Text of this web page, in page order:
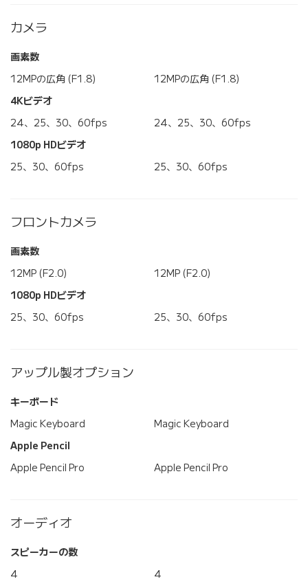
カメラ
画素数
12MPの広角 (F1.8)
12MPの広角 (F1.8)
4Kビデオ
24、25、30、60fps
24、25、30、60fps
1080p HDビデオ
25、30、60fps
25、30、60fps
フロントカメラ
画素数
12MP (F2.0)
12MP (F2.0)
1080p HDビデオ
25、30、60fps
25、30、60fps
アップル製オプション
キーボード
Magic Keyboard
Magic Keyboard
Apple Pencil
Apple Pencil Pro
Apple Pencil Pro
オーディオ
スピーカーの数
4
4